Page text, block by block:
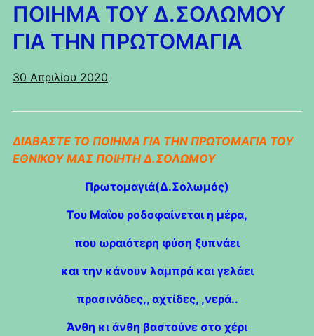
ΠΟΙΗΜΑ ΤΟΥ Δ.ΣΟΛΩΜΟΥ
ΓΙΑ ΤΗΝ ΠΡΩΤΟΜΑΓΙΑ
30 Απριλίου 2020
ΔΙΑΒΑΣΤΕ ΤΟ ΠΟΙΗΜΑ ΓΙΑ ΤΗΝ ΠΡΩΤΟΜΑΓΙΑ ΤΟΥ
ΕΘΝΙΚΟΥ ΜΑΣ ΠΟΙΗΤΗ Δ.ΣΟΛΩΜΟΥ
Πρωτομαγιά(Δ.Σολωμός)
Του Μαΐου ροδοφαίνεται η μέρα,
που ωραιότερη φύση ξυπνάει
και την κάνουν λαμπρά και γελάει
πρασινάδες,, αχτίδες, ,νερά..
Άνθη κι άνθη βαστούνε στο χέρι